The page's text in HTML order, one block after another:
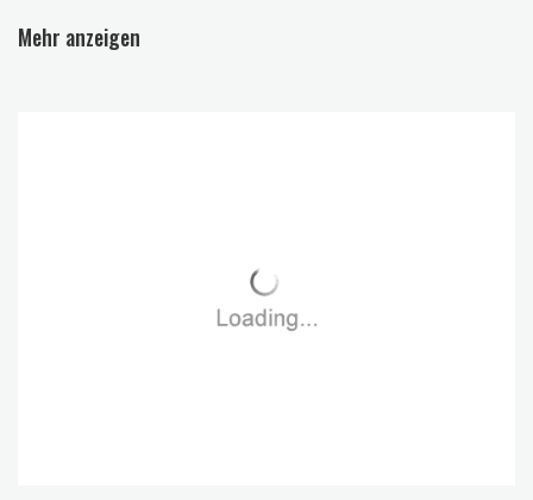
Mehr anzeigen